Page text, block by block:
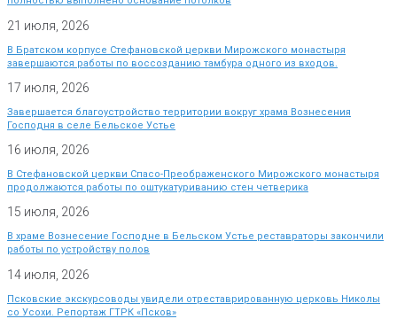
21 июля, 2026
В Братском корпусе Стефановской церкви Мирожского монастыря
завершаются работы по воссозданию тамбура одного из входов.
17 июля, 2026
Завершается благоустройство территории вокруг храма Вознесения
Господня в селе Бельское Устье
16 июля, 2026
В Стефановской церкви Спасо-Преображенского Мирожского монастыря
продолжаются работы по оштукатуриванию стен четверика
15 июля, 2026
В храме Вознесение Господне в Бельском Устье реставраторы закончили
работы по устройству полов
14 июля, 2026
Псковские экскурсоводы увидели отреставрированную церковь Николы
со Усохи. Репортаж ГТРК «Псков»